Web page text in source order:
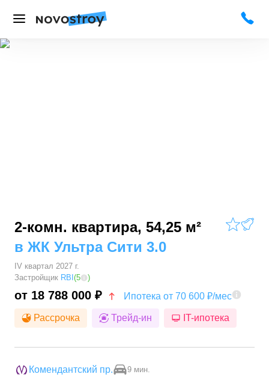
2-комн. квартира, 54,25 м²
в ЖК Ультра Сити 3.0
IV квартал 2027 г.
Застройщик RBI (5 )
от 18 788 000 ₽ Ипотека от 70 600 ₽/мес
Рассрочка Трейд-ин IT-ипотека
Комендантский пр. 9 мин.